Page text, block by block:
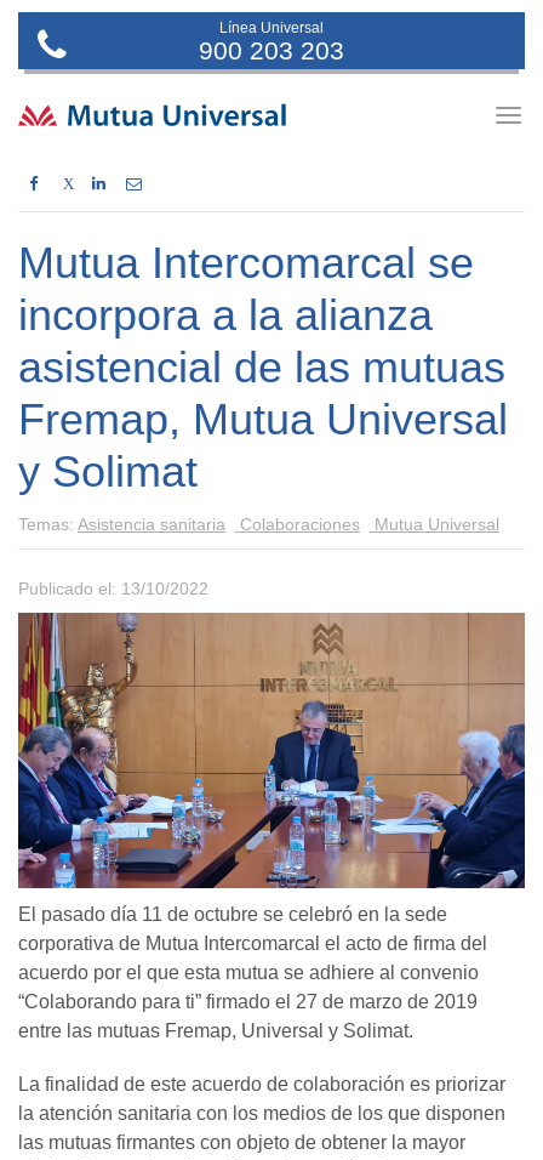
Línea Universal
900 203 203
X
Mutua Intercomarcal se
incorpora a la alianza
asistencial de las mutuas
Fremap, Mutua Universal
y Solimat
Temas: Asistencia sanitaria Colaboraciones Mutua Universal
Publicado el: 13/10/2022
El pasado día 11 de octubre se celebró en la sede
corporativa de Mutua Intercomarcal el acto de firma del
acuerdo por el que esta mutua se adhiere al convenio
“Colaborando para ti” firmado el 27 de marzo de 2019
entre las mutuas Fremap, Universal y Solimat.
La finalidad de este acuerdo de colaboración es priorizar
la atención sanitaria con los medios de los que disponen
las mutuas firmantes con objeto de obtener la mayor